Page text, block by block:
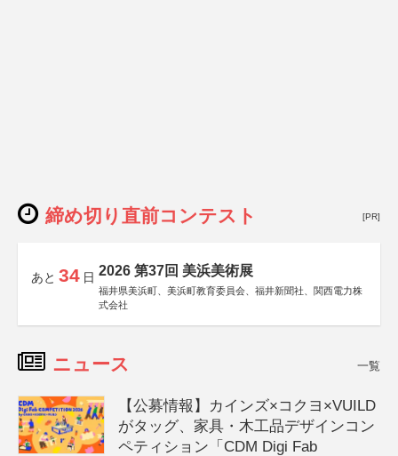
締め切り直前コンテスト [PR]
あと 34 日 2026 第37回 美浜美術展
福井県美浜町、美浜町教育委員会、福井新聞社、関西電力株
式会社
ニュース 一覧
【公募情報】カインズ×コクヨ×VUILD
がタッグ、家具・木工品デザインコン
ペティション「CDM Digi Fab